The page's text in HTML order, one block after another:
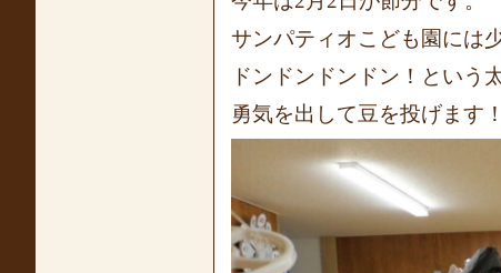
サンパティオこども園には
ドンドンドンドン！という
勇気を出して豆を投げます！